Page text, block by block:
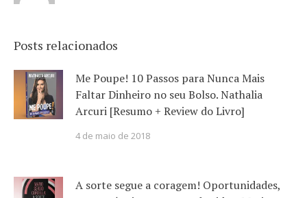
Posts relacionados
Me Poupe! 10 Passos para Nunca Mais
Faltar Dinheiro no seu Bolso. Nathalia
Arcuri [Resumo + Review do Livro]
4 de maio de 2018
A sorte segue a coragem! Oportunidades,